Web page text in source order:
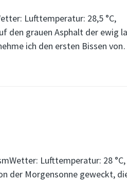
Lufttemperatur: 28,5 °C,
den grauen Asphalt der ewig
ich den ersten Bissen
Lufttemperatur: 28 °C,
der Morgensonne geweckt,